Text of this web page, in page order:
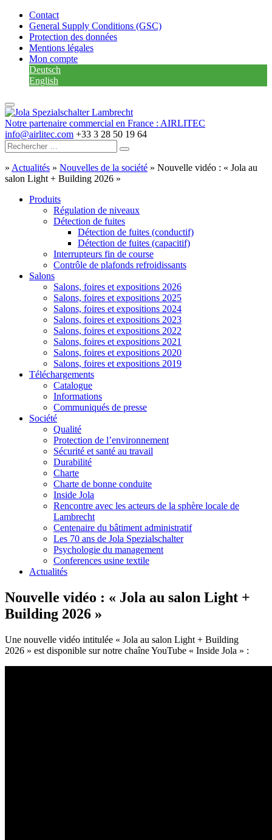
Contact
General Supply Conditions (GSC)
Protection des données
Mentions légales
Mon compte
Deutsch
English
Notre partenaire commercial en France : AIRLITEC
info@airlitec.com +33 3 28 50 19 64
» Actualités » Nouvelles de la société » Nouvelle vidéo : « Jola au
salon Light + Building 2026 »
Produits
Régulation de niveaux
Détection de fuites
Détection de fuites (conductif)
Détection de fuites (capacitif)
Interrupteurs fin de course
Contrôle de plafonds refroidissants
Salons
Salons, foires et expositions 2026
Salons, foires et expositions 2025
Salons, foires et expositions 2024
Salons, foires et expositions 2023
Salons, foires et expositions 2022
Salons, foires et expositions 2021
Salons, foires et expositions 2020
Salons, foires et expositions 2019
Téléchargements
Catalogue
Informations
Communiqués de presse
Société
Qualité
Protection de l’environnement
Sécurité et santé au travail
Durabilité
Charte
Charte de bonne conduite
Inside Jola
Rencontre avec les acteurs de la sphère locale de
Lambrecht
Centenaire du bâtiment administratif
Les 70 ans de Jola Spezialschalter
Psychologie du management
Conferences usine textile
Actualités
Nouvelle vidéo : « Jola au salon Light +
Building 2026 »
Une nouvelle vidéo intitulée « Jola au salon Light + Building
2026 » est disponible sur notre chaîne YouTube « Inside Jola » :